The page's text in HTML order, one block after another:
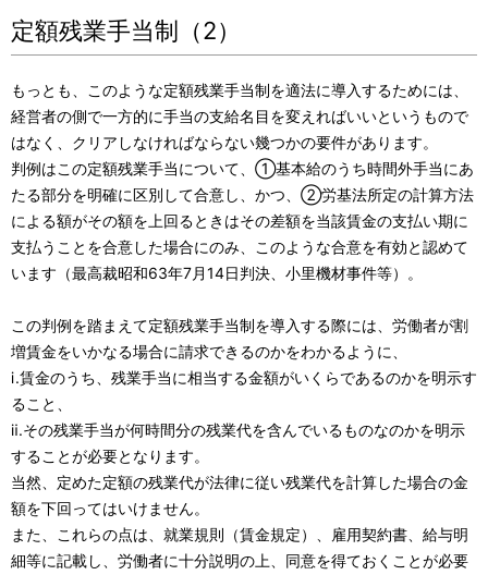
定額残業手当制（2）
もっとも、このような定額残業手当制を適法に導入するためには、
経営者の側で一方的に手当の支給名目を変えればいいというもので
はなく、クリアしなければならない幾つかの要件があります。
判例はこの定額残業手当について、①基本給のうち時間外手当にあ
たる部分を明確に区別して合意し、かつ、②労基法所定の計算方法
による額がその額を上回るときはその差額を当該賃金の支払い期に
支払うことを合意した場合にのみ、このような合意を有効と認めて
います（最高裁昭和63年7月14日判決、小里機材事件等）。
この判例を踏まえて定額残業手当制を導入する際には、労働者が割
増賃金をいかなる場合に請求できるのかをわかるように、
ⅰ.賃金のうち、残業手当に相当する金額がいくらであるのかを明示す
ること、
ⅱ.その残業手当が何時間分の残業代を含んでいるものなのかを明示
することが必要となります。
当然、定めた定額の残業代が法律に従い残業代を計算した場合の金
額を下回ってはいけません。
また、これらの点は、就業規則（賃金規定）、雇用契約書、給与明
細等に記載し、労働者に十分説明の上、同意を得ておくことが必要